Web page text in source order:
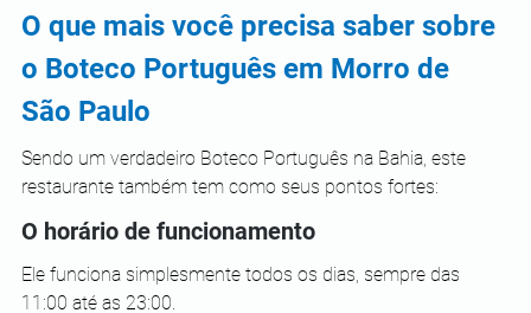
O que mais você precisa saber sobre
o Boteco Português em Morro de
São Paulo
Sendo um verdadeiro Boteco Português na Bahia, este
restaurante também tem como seus pontos fortes:
O horário de funcionamento
Ele funciona simplesmente todos os dias, sempre das
11:00 até as 23:00.